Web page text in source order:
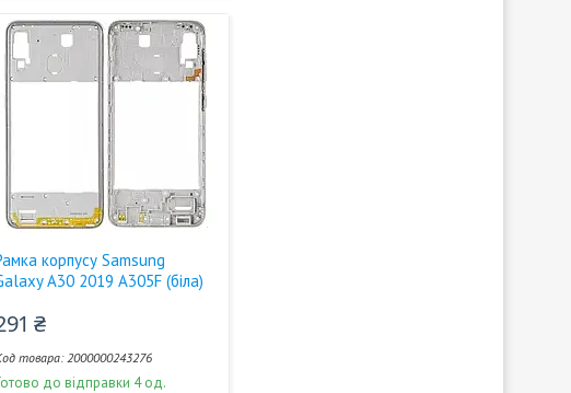
корпусу Samsung
A30 2019 A305F (біла)
₴
2000000243276
до відправки 4 од.